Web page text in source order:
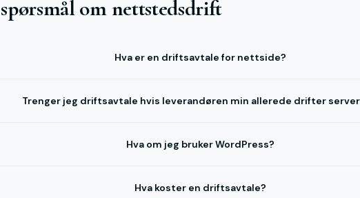
om nettstedsdrift
Hva er en driftsavtale for nettside?
Trenger jeg driftsavtale hvis leverandøren min allerede drifter
Hva om jeg bruker WordPress?
Hva koster en driftsavtale?